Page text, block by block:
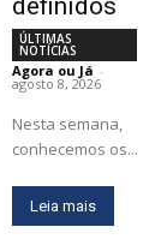
definidos
ÚLTIMAS
NOTÍCIAS
Agora ou Já -
agosto 8, 2026
Nesta semana,
conhecemos os...
Leia mais